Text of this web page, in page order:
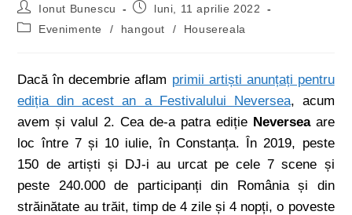
Ionut Bunescu
luni, 11 aprilie 2022
Evenimente
/ hangout / Housereala
Dacă în decembrie aflam primii artiști anunțați pentru
ediția din acest an a Festivalului Neversea, acum
avem și valul 2. Cea de-a patra ediție Neverseaare
loc între 7 și 10 iulie, în Constanța. În 2019, peste
150 de artiști și DJ-i au urcat pe cele 7 scene și
peste 240.000 de participanți din România și din
străinătate au trăit, timp de 4 zile și 4 nopți, o poveste